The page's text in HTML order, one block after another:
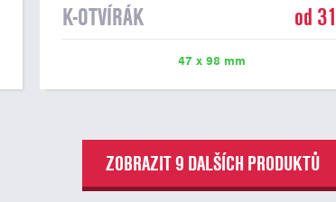
K-OTVÍRÁK od
47 x 98 mm
ZOBRAZIT 9 DALŠÍCH PRODUKTŮ